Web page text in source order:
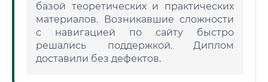
базой теоретических и практических
материалов. Возникавшие сложности
с навигацией по сайту быстро
решались поддержкой. Диплом
доставили без дефектов.